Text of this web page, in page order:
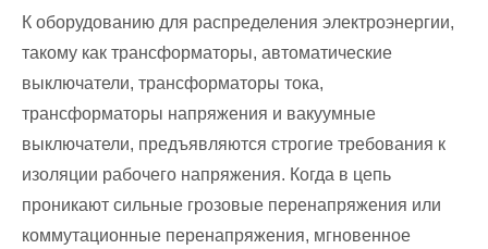
К оборудованию для распределения электроэнергии,
такому как трансформаторы, автоматические
выключатели, трансформаторы тока,
трансформаторы напряжения и вакуумные
выключатели, предъявляются строгие требования к
изоляции рабочего напряжения. Когда в цепь
проникают сильные грозовые перенапряжения или
коммутационные перенапряжения, мгновенное